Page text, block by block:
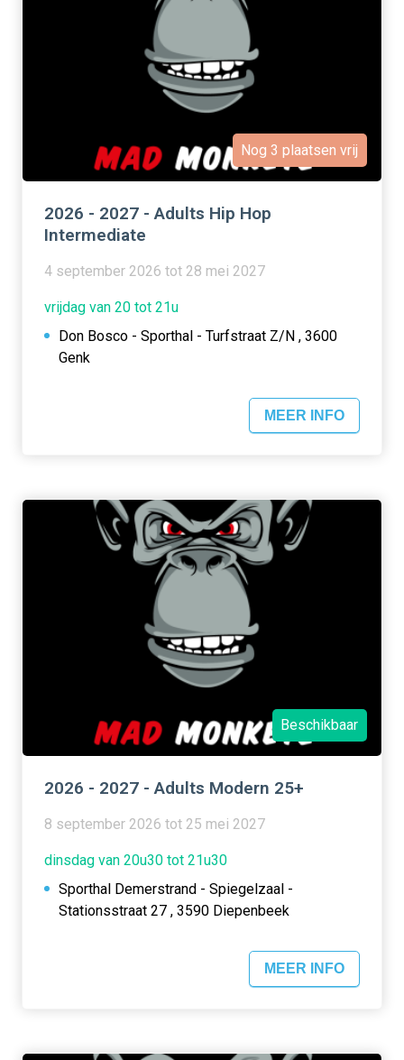
Nog 3 plaatsen vrij
2026 - 2027 - Adults Hip Hop
Intermediate
4 september 2026 tot 28 mei 2027
vrijdag van 20 tot 21u
Don Bosco - Sporthal - Turfstraat Z/N , 3600
Genk
MEER INFO
Beschikbaar
2026 - 2027 - Adults Modern 25+
8 september 2026 tot 25 mei 2027
dinsdag van 20u30 tot 21u30
Sporthal Demerstrand - Spiegelzaal -
Stationsstraat 27 , 3590 Diepenbeek
MEER INFO